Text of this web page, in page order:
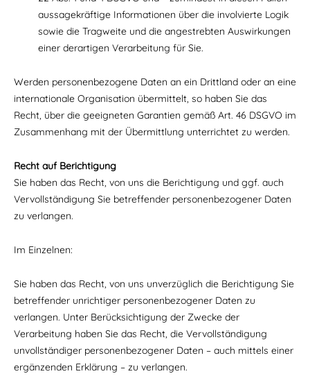
aussagekräftige Informationen über die involvierte Logik
sowie die Tragweite und die angestrebten Auswirkungen
einer derartigen Verarbeitung für Sie.
Werden personenbezogene Daten an ein Drittland oder an eine
internationale Organisation übermittelt, so haben Sie das
Recht, über die geeigneten Garantien gemäß Art. 46 DSGVO im
Zusammenhang mit der Übermittlung unterrichtet zu werden.
Recht auf Berichtigung
Sie haben das Recht, von uns die Berichtigung und ggf. auch
Vervollständigung Sie betreffender personenbezogener Daten
zu verlangen.
Im Einzelnen:
Sie haben das Recht, von uns unverzüglich die Berichtigung Sie
betreffender unrichtiger personenbezogener Daten zu
verlangen. Unter Berücksichtigung der Zwecke der
Verarbeitung haben Sie das Recht, die Vervollständigung
unvollständiger personenbezogener Daten – auch mittels einer
ergänzenden Erklärung – zu verlangen.